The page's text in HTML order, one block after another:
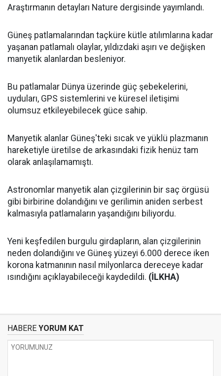
Araştırmanın detayları Nature dergisinde yayımlandı.
Güneş patlamalarından taçküre kütle atılımlarına kadar
yaşanan patlamalı olaylar, yıldızdaki aşırı ve değişken
manyetik alanlardan besleniyor.
Bu patlamalar Dünya üzerinde güç şebekelerini,
uyduları, GPS sistemlerini ve küresel iletişimi
olumsuz etkileyebilecek güce sahip.
Manyetik alanlar Güneş'teki sıcak ve yüklü plazmanın
hareketiyle üretilse de arkasındaki fizik henüz tam
olarak anlaşılamamıştı.
Astronomlar manyetik alan çizgilerinin bir saç örgüsü
gibi birbirine dolandığını ve gerilimin aniden serbest
kalmasıyla patlamaların yaşandığını biliyordu.
Yeni keşfedilen burgulu girdapların, alan çizgilerinin
neden dolandığını ve Güneş yüzeyi 6.000 derece iken
korona katmanının nasıl milyonlarca dereceye kadar
ısındığını açıklayabileceği kaydedildi. (İLKHA)
HABERE YORUM KAT